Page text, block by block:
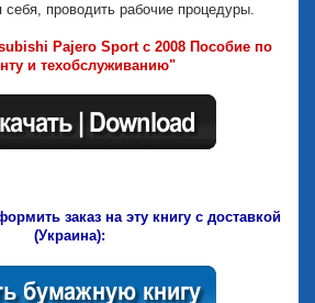
проводить рабочие процедуры.
Pajero Sport с 2008 Пособие по
и техобслуживанию"
заказ на эту книгу с доставкой
(Украина):